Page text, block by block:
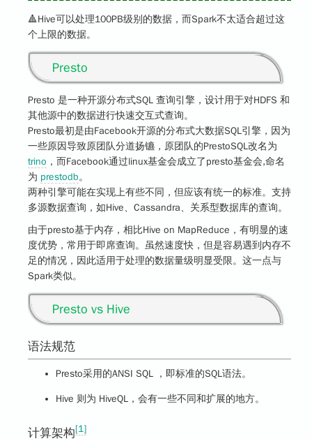
🔺Hive可以处理100PB级别的数据，而Spark不太适合超过这
个上限的数据。
Presto
Presto 是一种开源分布式SQL 查询引擎，设计用于对HDFS 和
其他源中的数据进行快速交互式查询。
Presto最初是由Facebook开源的分布式大数据SQL引擎，因为
一些原因导致原团队分道扬镳，原团队的PrestoSQL改名为
trino ，而Facebook通过linux基金会成立了presto基金会,命名
为 prestodb。
两种引擎可能在实现上有些不同，但应该有统一的标准。支持
多源数据查询，如Hive、Cassandra、关系型数据库的查询。
由于presto基于内存，相比Hive on MapReduce，有明显的速
度优势，常用于即席查询。虽然速度快，但是容易遇到内存不
足的情况，因此适用于处理的数据量级明显受限。这一点与
Spark类似。
Presto vs Hive
语法规范
Presto采用的ANSI SQL ，即标准的SQL语法。
Hive 则为 HiveQL，会有一些不同和扩展的地方。
计算架构[1]